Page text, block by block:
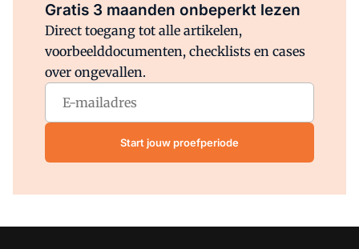
Gratis 3 maanden onbeperkt lezen
Direct toegang tot alle artikelen,
voorbeelddocumenten, checklists en cases
over ongevallen.
Start jouw proefperiode